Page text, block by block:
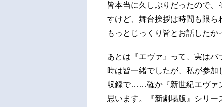
皆本当に久しぶりだったので
すけど、舞台挨拶は時間も限ら
もっとじっくり皆とお話したか
あとは『エヴァ』って、実は
時は皆一緒でしたが、私が参
収録で……確か『新世紀エヴァ
思います。『新劇場版』シリ